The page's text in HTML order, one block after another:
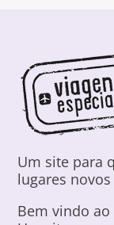
Um site para
lugares
Bem vindo ao